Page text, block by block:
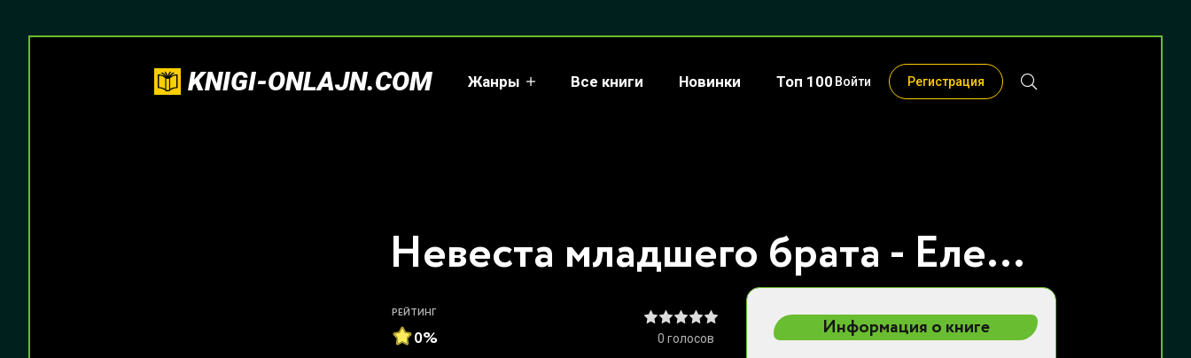
KNIGI-ONLAJN.COM Жанры Все книги Новинки Топ 100 Войти Регистрация
Невеста младшего брата - Елена Николаева
РЕЙТИНГ
0% 0 голосов Информация о книге